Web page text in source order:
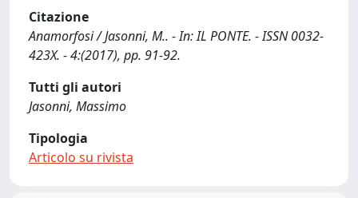
Citazione
Anamorfosi / Jasonni, M.. - In: IL PONTE. - ISSN 0032-
423X. - 4:(2017), pp. 91-92.
Tutti gli autori
Jasonni, Massimo
Tipologia
Articolo su rivista